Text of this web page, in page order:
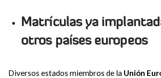
Matrículas ya
otros países europeos
Diversos estados miembros de la Unión